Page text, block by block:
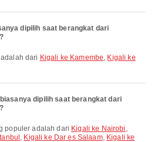
dipilih saat berangkat dari
dari Kigali ke Kamembe, Kigali ke
dipilih saat berangkat dari
populer adalah dari Kigali ke Nairobi ,
, Kigali ke Dar es Salaam, Kigali ke